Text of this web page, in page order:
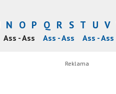
N O P Q R S T U V
Ass - Ass Ass - Ass Ass - Ass